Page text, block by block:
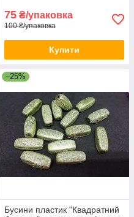
75 ₴/упаковка
100 ₴/упаковка
Купити
–25%
Бусини пластик "Квадратний